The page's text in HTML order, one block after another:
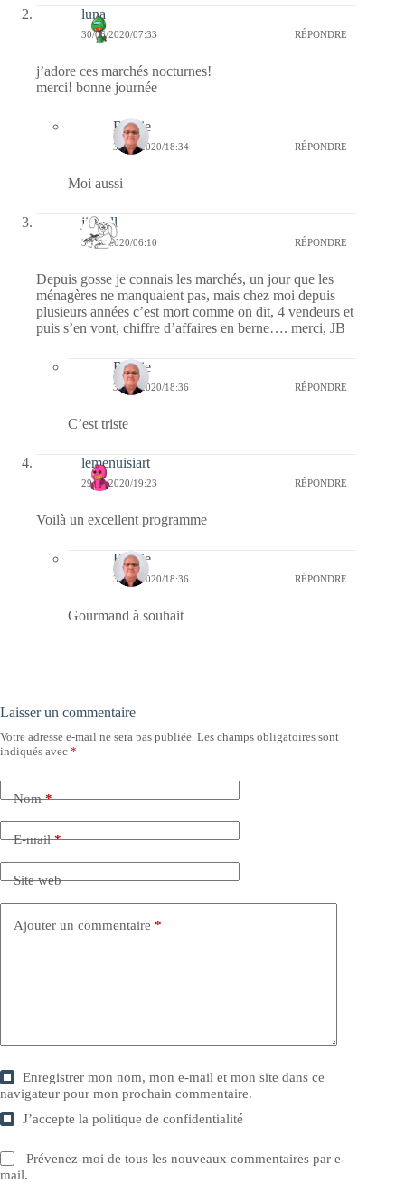
luna
30/06/2020/07:33 RÉPONDRE
j’adore ces marchés nocturnes!
merci! bonne journée
Bernie
30/06/2020/18:34 RÉPONDRE
Moi aussi
jill bill
30/06/2020/06:10 RÉPONDRE
Depuis gosse je connais les marchés, un jour que les
ménagères ne manquaient pas, mais chez moi depuis
plusieurs années c’est mort comme on dit, 4 vendeurs et
puis s’en vont, chiffre d’affaires en berne…. merci, JB
Bernie
30/06/2020/18:36 RÉPONDRE
C’est triste
lemenuisiart
29/06/2020/19:23 RÉPONDRE
Voilà un excellent programme
Bernie
30/06/2020/18:36 RÉPONDRE
Gourmand à souhait
Laisser un commentaire
Votre adresse e-mail ne sera pas publiée. Les champs obligatoires sont
indiqués avec *
Nom*
E-mail*
Site web
Ajouter un commentaire *
Enregistrer mon nom, mon e-mail et mon site dans ce
navigateur pour mon prochain commentaire.
J’accepte lapolitique de confidentialité
Prévenez-moi de tous les nouveaux commentaires par e-
mail.